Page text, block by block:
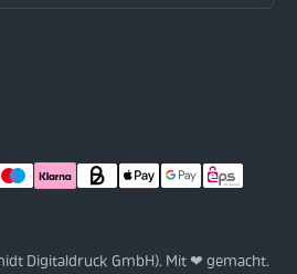
Digitaldruck GmbH). Mit ❤ gemacht.